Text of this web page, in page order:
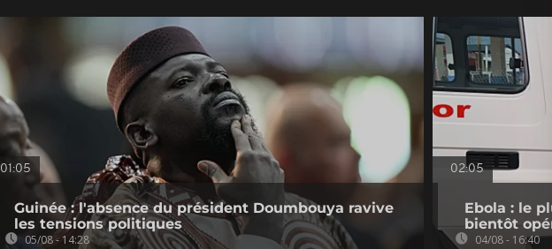
01:05
Guinée : l'absence du président Doumbouya ravive
les tensions politiques
05/08 - 14:28
02:05
Ebola : le
bientôt
04/08 - 16:40